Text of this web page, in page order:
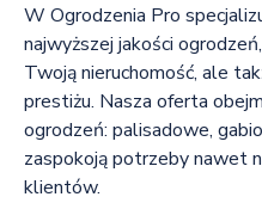
W Ogrodzenia Pro
najwyższej jakości
Twoją nieruchomość, ale
prestiżu. Nasza oferta
ogrodzeń: palisadowe,
zaspokoją potrzeby nawet
klientów.